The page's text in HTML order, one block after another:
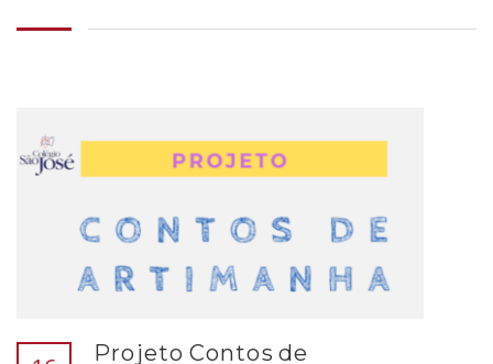
Projeto Contos de